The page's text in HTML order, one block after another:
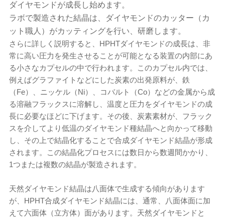
ダイヤモンドが成長し始めます。
ラボで製造された結晶は、ダイヤモンドのカッター（カ
ット職人）がカッティングを行い、研磨します。
さらに詳しく説明すると、HPHTダイヤモンドの成長は、非
常に高い圧力を発生させることが可能となる装置の内部にあ
る小さなカプセルの中で行われます。このカプセル内では、
例えばグラファイトなどにした炭素の出発原料が、鉄
（Fe）、ニッケル（Ni）、コバルト（Co）などの金属から成
る溶融フラックスに溶解し、温度と圧力をダイヤモンドの成
長に必要なほどに下げます。その後、炭素素材が、フラック
スを介してより低温のダイヤモンド種結晶へと向かって移動
し、その上で結晶化することで合成ダイヤモンド結晶が形成
されます。この結晶化プロセスには数日から数週間かかり、
1つまたは複数の結晶が製造されます。
天然ダイヤモンド結晶は八面体で生成する傾向があります
が、HPHT合成ダイヤモンド結晶には、通常、八面体面に加
えて六面体（立方体）面があります。天然ダイヤモンドと